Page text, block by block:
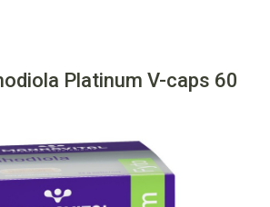
Platinum V-caps 60